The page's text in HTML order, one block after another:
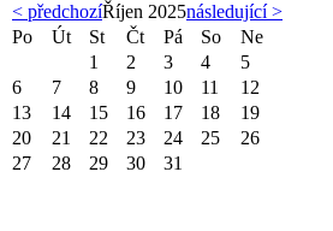
< předchozíŘíjen 2025následující >
Po
Út St Čt Pá So
Ne
1
2 3 4
5
6
7 8 9 10 11
12
13
14 15 16 17 18
19
20
21 22 23 24 25
26
27
28 29 30 31